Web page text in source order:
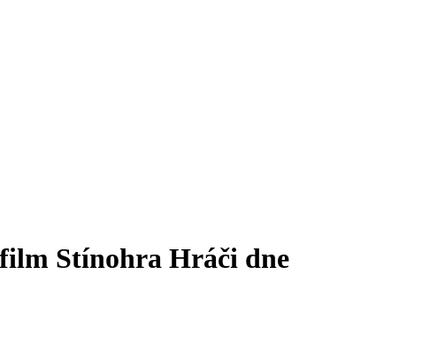
Stínohra Hráči dne